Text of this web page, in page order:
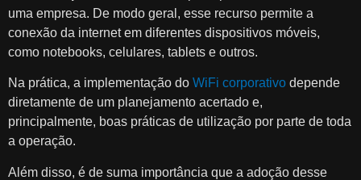
uma empresa. De modo geral, esse recurso permite a
conexão da internet em diferentes dispositivos móveis,
como notebooks, celulares, tablets e outros.
Na prática, a implementação do WiFi corporativo depende
diretamente de um planejamento acertado e,
principalmente, boas práticas de utilização por parte de toda
a operação.
Além disso, é de suma importância que a adoção desse